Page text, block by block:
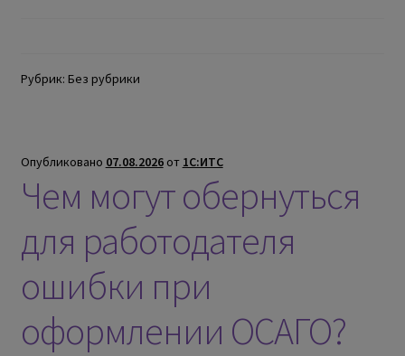
Рубрик: Без рубрики
Опубликовано 07.08.2026 от 1С:ИТС
Чем могут обернуться
для работодателя
ошибки при
оформлении ОСАГО?